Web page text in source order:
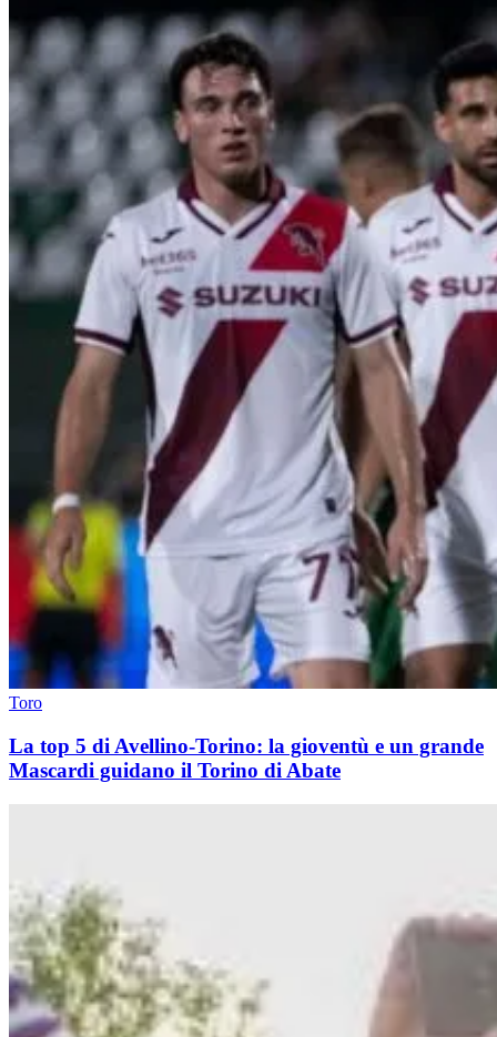
Toro
La top 5 di Avellino-Torino: la gioventù e un grande
Mascardi guidano il Torino di Abate